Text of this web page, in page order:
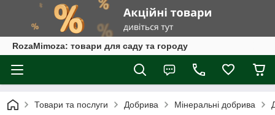
RozaMimoza: товари для саду та городу
Товари та послуги Добрива Мінеральні добрива